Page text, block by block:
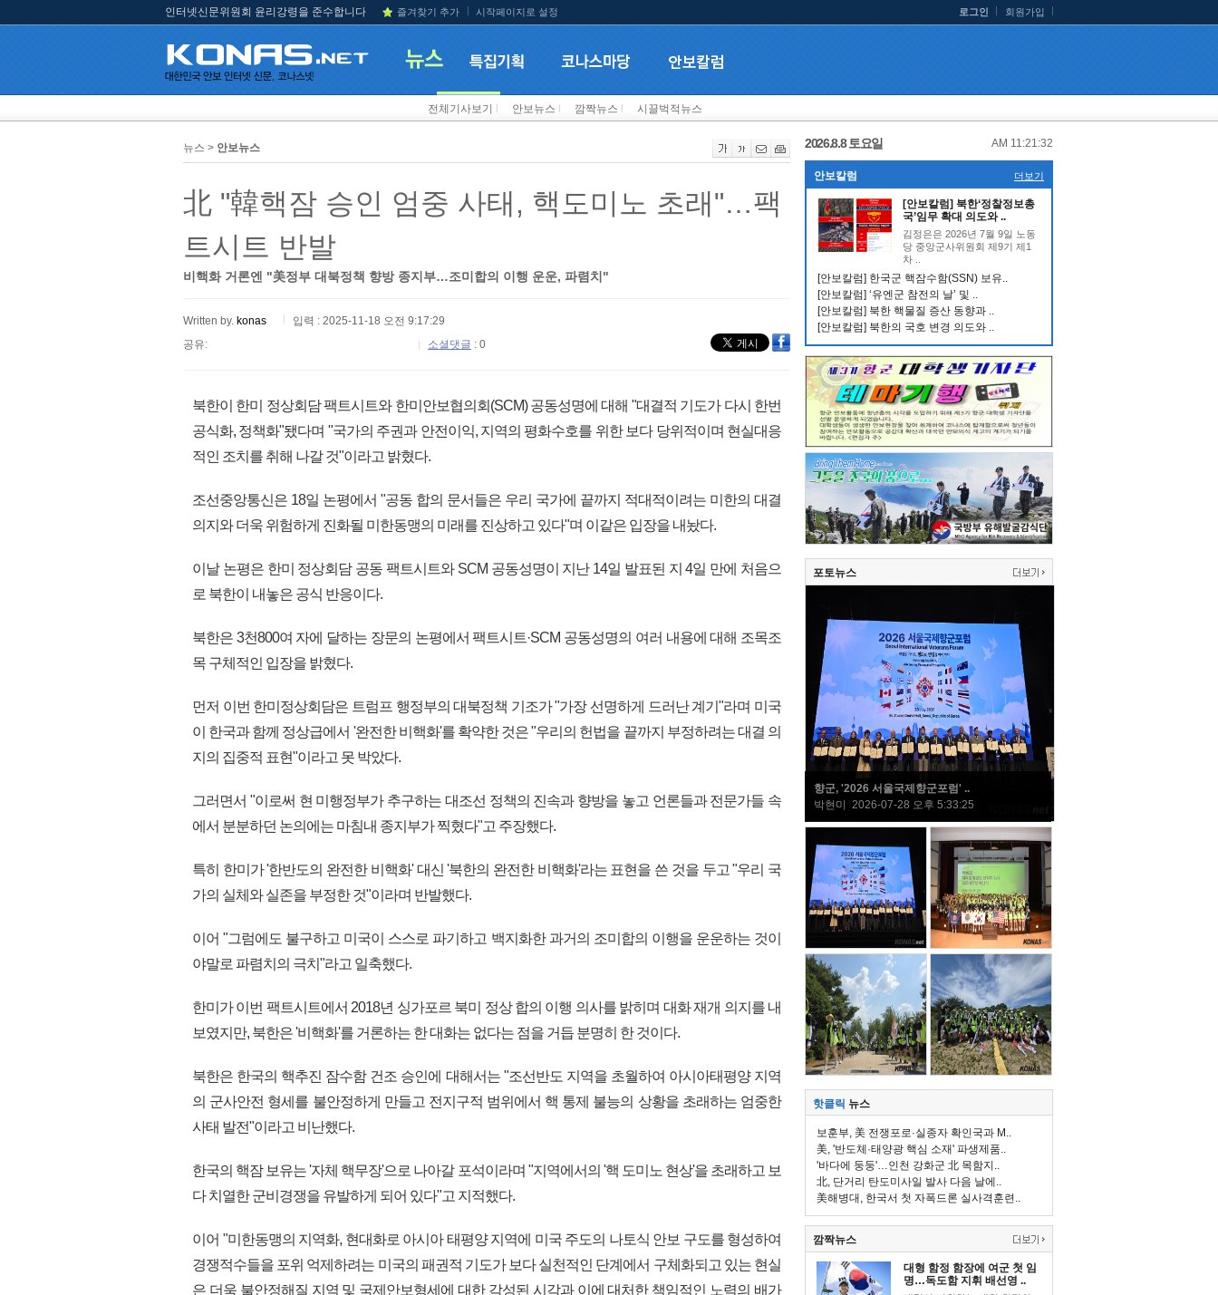
인터넷신문위원회 윤리강령을 준수합니다 즐겨찾기 추가 시작페이지로 설정 로그인 회원가입
전체기사보기 안보뉴스 깜짝뉴스 시끌벅적뉴스
뉴스 > 안보뉴스
北 "韓핵잠 승인 엄중 사태, 핵도미노 초래"…팩
트시트 반발
비핵화 거론엔 "美정부 대북정책 향방 종지부…조미합의 이행 운운, 파렴치"
Written by. konas
입력 : 2025-11-18 오전 9:17:29
공유:
소셜댓글 : 0
북한이 한미 정상회담 팩트시트와 한미안보협의회(SCM) 공동성명에 대해 "대결적 기도가 다시 한번
공식화, 정책화"됐다며 "국가의 주권과 안전이익, 지역의 평화수호를 위한 보다 당위적이며 현실대응
적인 조치를 취해 나갈 것"이라고 밝혔다.
조선중앙통신은 18일 논평에서 "공동 합의 문서들은 우리 국가에 끝까지 적대적이려는 미한의 대결
의지와 더욱 위험하게 진화될 미한동맹의 미래를 진상하고 있다"며 이같은 입장을 내놨다.
이날 논평은 한미 정상회담 공동 팩트시트와 SCM 공동성명이 지난 14일 발표된 지 4일 만에 처음으
로 북한이 내놓은 공식 반응이다.
북한은 3천800여 자에 달하는 장문의 논평에서 팩트시트·SCM 공동성명의 여러 내용에 대해 조목조
목 구체적인 입장을 밝혔다.
먼저 이번 한미정상회담은 트럼프 행정부의 대북정책 기조가 "가장 선명하게 드러난 계기"라며 미국
이 한국과 함께 정상급에서 '완전한 비핵화'를 확약한 것은 "우리의 헌법을 끝까지 부정하려는 대결 의
지의 집중적 표현"이라고 못 박았다.
그러면서 "이로써 현 미행정부가 추구하는 대조선 정책의 진속과 향방을 놓고 언론들과 전문가들 속
에서 분분하던 논의에는 마침내 종지부가 찍혔다"고 주장했다.
특히 한미가 '한반도의 완전한 비핵화' 대신 '북한의 완전한 비핵화'라는 표현을 쓴 것을 두고 "우리 국
가의 실체와 실존을 부정한 것"이라며 반발했다.
이어 "그럼에도 불구하고 미국이 스스로 파기하고 백지화한 과거의 조미합의 이행을 운운하는 것이
야말로 파렴치의 극치"라고 일축했다.
한미가 이번 팩트시트에서 2018년 싱가포르 북미 정상 합의 이행 의사를 밝히며 대화 재개 의지를 내
보였지만, 북한은 '비핵화'를 거론하는 한 대화는 없다는 점을 거듭 분명히 한 것이다.
북한은 한국의 핵추진 잠수함 건조 승인에 대해서는 "조선반도 지역을 초월하여 아시아태평양 지역
의 군사안전 형세를 불안정하게 만들고 전지구적 범위에서 핵 통제 불능의 상황을 초래하는 엄중한
사태 발전"이라고 비난했다.
한국의 핵잠 보유는 '자체 핵무장'으로 나아갈 포석이라며 "지역에서의 '핵 도미노 현상'을 초래하고 보
다 치열한 군비경쟁을 유발하게 되어 있다"고 지적했다.
이어 "미한동맹의 지역화, 현대화로 아시아 태평양 지역에 미국 주도의 나토식 안보 구도를 형성하여
경쟁적수들을 포위 억제하려는 미국의 패권적 기도가 보다 실천적인 단계에서 구체화되고 있는 현실
은 더욱 불안정해질 지역 및 국제안보형세에 대한 각성된 시각과 이에 대처한 책임적인 노력의 배가
2026.8.8 토요일 AM 11:21:32
안보칼럼 더보기
[안보칼럼] 북한‘정찰정보총
국’임무 확대 의도와 ..
김정은은 2026년 7월 9일 노동
당 중앙군사위원회 제9기 제1
차 ..
[안보칼럼] 한국군 핵잠수함(SSN) 보유..
[안보칼럼] ‘유엔군 참전의 날’ 및 ..
[안보칼럼] 북한 핵물질 증산 동향과 ..
[안보칼럼] 북한의 국호 변경 의도와 ..
포토뉴스
향군, '2026 서울국제향군포럼' ..
박현미 2026-07-28 오후 5:33:25
핫클릭 뉴스
보훈부, 美 전쟁포로·실종자 확인국과 M..
美, '반도체·태양광 핵심 소재' 파생제품..
'바다에 둥둥'…인천 강화군 北 목함지..
北, 단거리 탄도미사일 발사 다음 날에..
美해병대, 한국서 첫 자폭드론 실사격훈련..
깜짝뉴스
대형 함정 함장에 여군 첫 임
명…독도함 지휘 배선영 ..